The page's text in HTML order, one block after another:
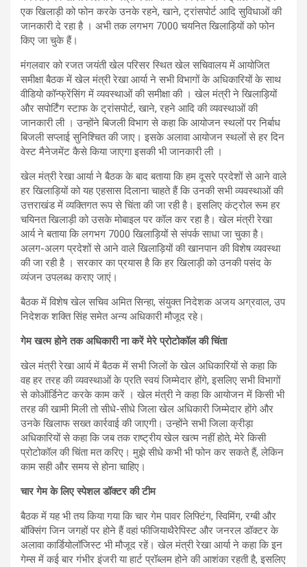
एक खिलाड़ी को फोन करके उनके रहने, खाने, ट्रांसपोर्ट आदि सुविधाओं की
जानकारी दे रहा है । अभी तक लगभग 7000 चयनित खिलाड़ियों को फोन
किए जा चुके हैं।
मंगलवार को रजत जयंती खेल परिसर स्थित खेल सचिवालय में आयोजित
समीक्षा बैठक में खेल मंत्री रेखा आर्या ने सभी विभागों के अधिकारियों के साथ
वीडियो कॉन्फ्रेंसिंग में व्यवस्थाओं की समीक्षा की । खेल मंत्री ने खिलाड़ियों
और सपोर्टिंग स्टाफ के ट्रांसपोर्ट, खाने, रहने आदि की व्यवस्थाओं की
जानकारी ली । उन्होंने बिजली विभाग से कहा कि आयोजन स्थलों पर निर्बाध
बिजली सप्लाई सुनिश्चित की जाए। इसके अलावा आयोजन स्थलों से हर दिन
वेस्ट मैनेजमेंट कैसे किया जाएगा इसकी भी जानकारी ली ।
खेल मंत्री रेखा आर्या ने बैठक के बाद बताया कि हम दूसरे प्रदेशों से आने वाले
हर खिलाड़ियों को यह एहसास दिलाना चाहते हैं कि उनकी सभी व्यवस्थाओं की
उत्तराखंड में व्यक्तिगत रूप से चिंता की जा रही है। इसलिए कंट्रोल रूम हर
चयिनत खिलाड़ी को उसके मोबाइल पर कॉल कर रहा है। खेल मंत्री रेखा
आर्य ने बताया कि लगभग 7000 खिलाड़ियों से संपर्क साधा जा चुका है।
अलग-अलग प्रदेशों से आने वाले खिलाड़ियों की खानपान की विशेष व्यवस्था
की जा रही है । सरकार का प्रयास है कि हर खिलाड़ी को उनकी पसंद के
व्यंजन उपलब्ध कराए जाएं।
बैठक में विशेष खेल सचिव अमित सिन्हा, संयुक्त निदेशक अजय अग्रवाल, उप
निदेशक शक्ति सिंह समेत अन्य अधिकारी मौजूद रहे।
गेम खत्म होने तक अधिकारी ना करें मेरे प्रोटोकॉल की चिंता
खेल मंत्री रेखा आर्य में बैठक में सभी जिलों के खेल अधिकारियों से कहा कि
वह हर तरह की व्यवस्थाओं के प्रति स्वयं जिम्मेदार होंगे, इसलिए सभी विभागों
से कोऑर्डिनेट करके काम करें । खेल मंत्री ने कहा कि आयोजन में किसी भी
तरह की खामी मिली तो सीधे-सीधे जिला खेल अधिकारी जिम्मेदार होंगे और
उनके खिलाफ सख्त कार्रवाई की जाएगी। उन्होंने सभी जिला क्रीड़ा
अधिकारियों से कहा कि जब तक राष्ट्रीय खेल खत्म नहीं होते, मेरे किसी
प्रोटोकॉल की चिंता मत करिए। मुझे सीधे कभी भी फोन कर सकते हैं, लेकिन
काम सही और समय से होना चाहिए।
चार गेम के लिए स्पेशल डॉक्टर की टीम
बैठक में यह भी तय किया गया कि चार गेम पावर लिफ्टिंग, स्विमिंग, रग्बी और
बॉक्सिंग जिन जगहों पर होने हैं वहां फीजियाथैरेपिस्ट और जनरल डॉक्टर के
अलावा कार्डियोलॉजिस्ट भी मौजूद रहें। खेल मंत्री रेखा आर्या ने कहा कि इन
गेम्स में कई बार गंभीर इंजरी या हार्ट प्रॉब्लम होने की आशंका रहती है, इसलिए